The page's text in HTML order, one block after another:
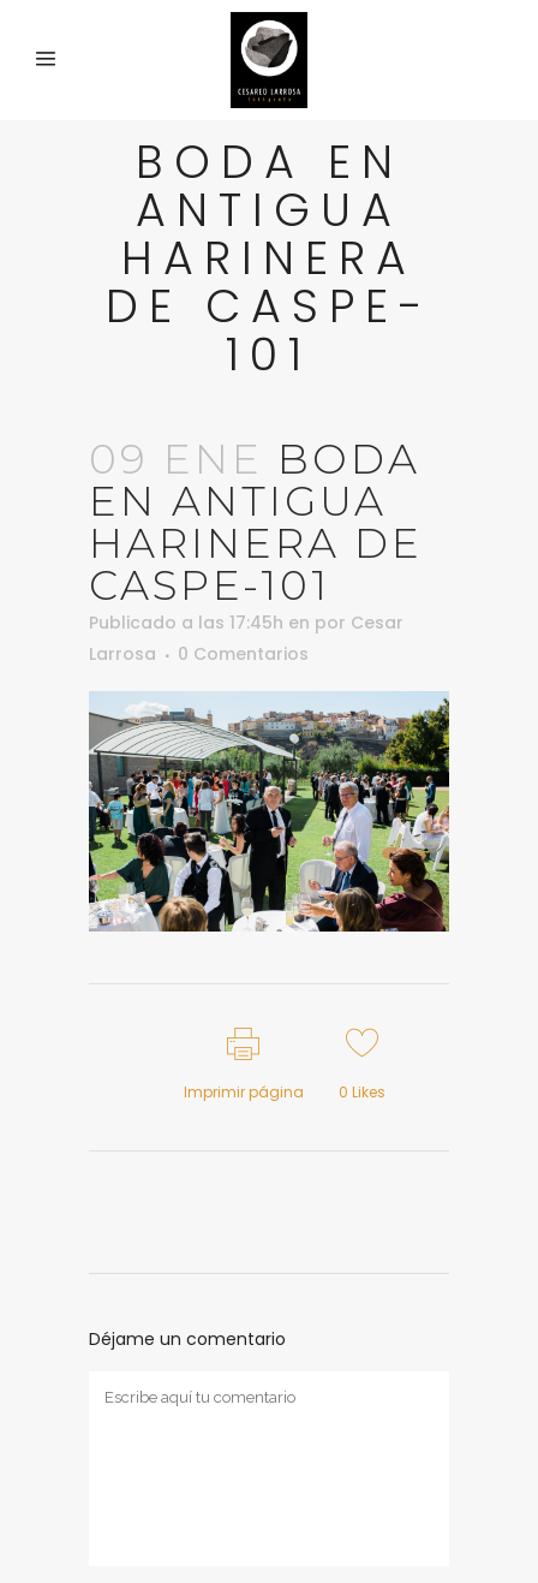
BODA EN
ANTIGUA
HARINERA
DE CASPE-
101
09 ENE BODA
EN ANTIGUA
HARINERA DE
CASPE-101
Publicado a las 17:45h en por Cesar
Larrosa
0 Comentarios
Imprimir página 0 Likes
Déjame un comentario